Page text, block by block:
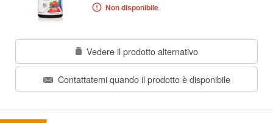
Non disponibile
Vedere il prodotto alternativo
Contattatemi quando il prodotto è disponibile